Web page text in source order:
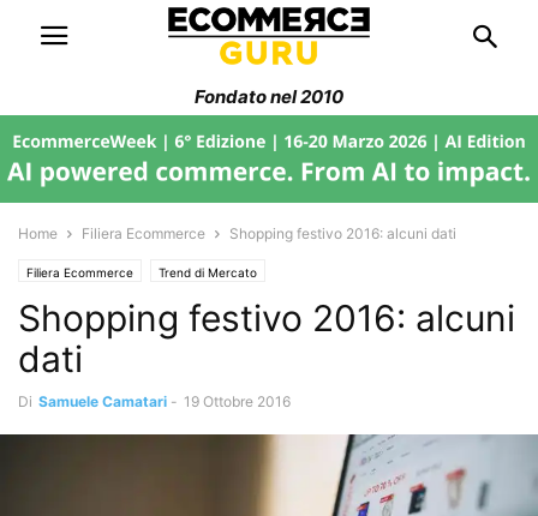
Fondato nel 2010
Home Filiera Ecommerce Shopping festivo 2016: alcuni dati
Filiera Ecommerce Trend di Mercato
Shopping festivo 2016: alcuni
dati
Di Samuele Camatari - 19 Ottobre 2016